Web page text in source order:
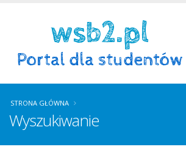
STRONA GŁÓWNA
Wyszukiwanie